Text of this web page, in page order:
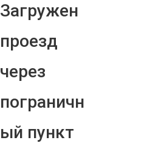
Загружен
проезд
через
пограничн
ый пункт